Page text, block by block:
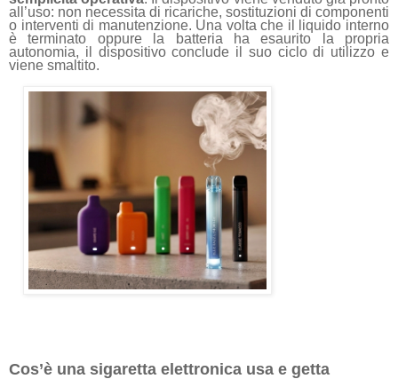
all’uso: non necessita di ricariche, sostituzioni di componenti
o interventi di manutenzione. Una volta che il liquido interno
è terminato oppure la batteria ha esaurito la propria
autonomia, il dispositivo conclude il suo ciclo di utilizzo e
viene smaltito.
Cos’è una sigaretta elettronica usa e getta